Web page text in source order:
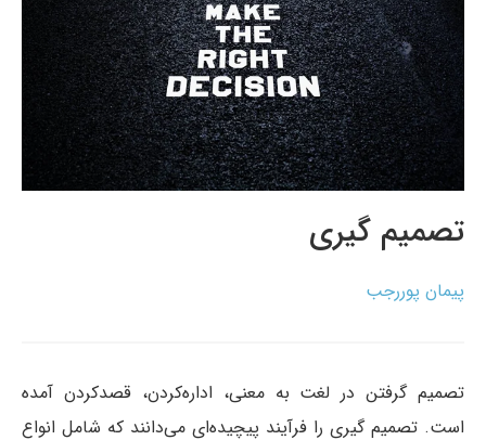
تصمیم گیری
پیمان پوررجب
تصمیم گرفتن در لغت به معنی، اداره‌کردن، قصد­کردن آمده
است. تصمیم‏ گیری را فرآیند پیچیده‌ای می‌دانند که شامل انواع